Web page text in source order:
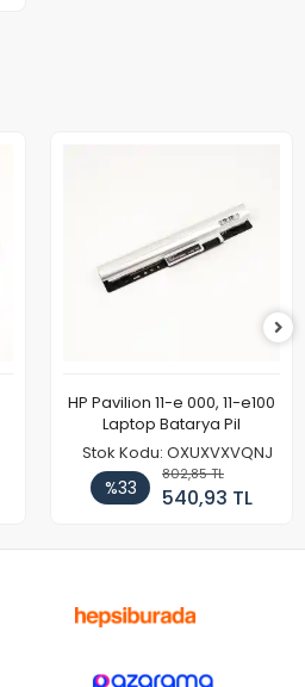
HP Pavilion 11-e 000, 11-e100
Laptop Batarya Pil
Stok Kodu: OXUXVXVQNJ
%33
802,85 TL
540,93 TL